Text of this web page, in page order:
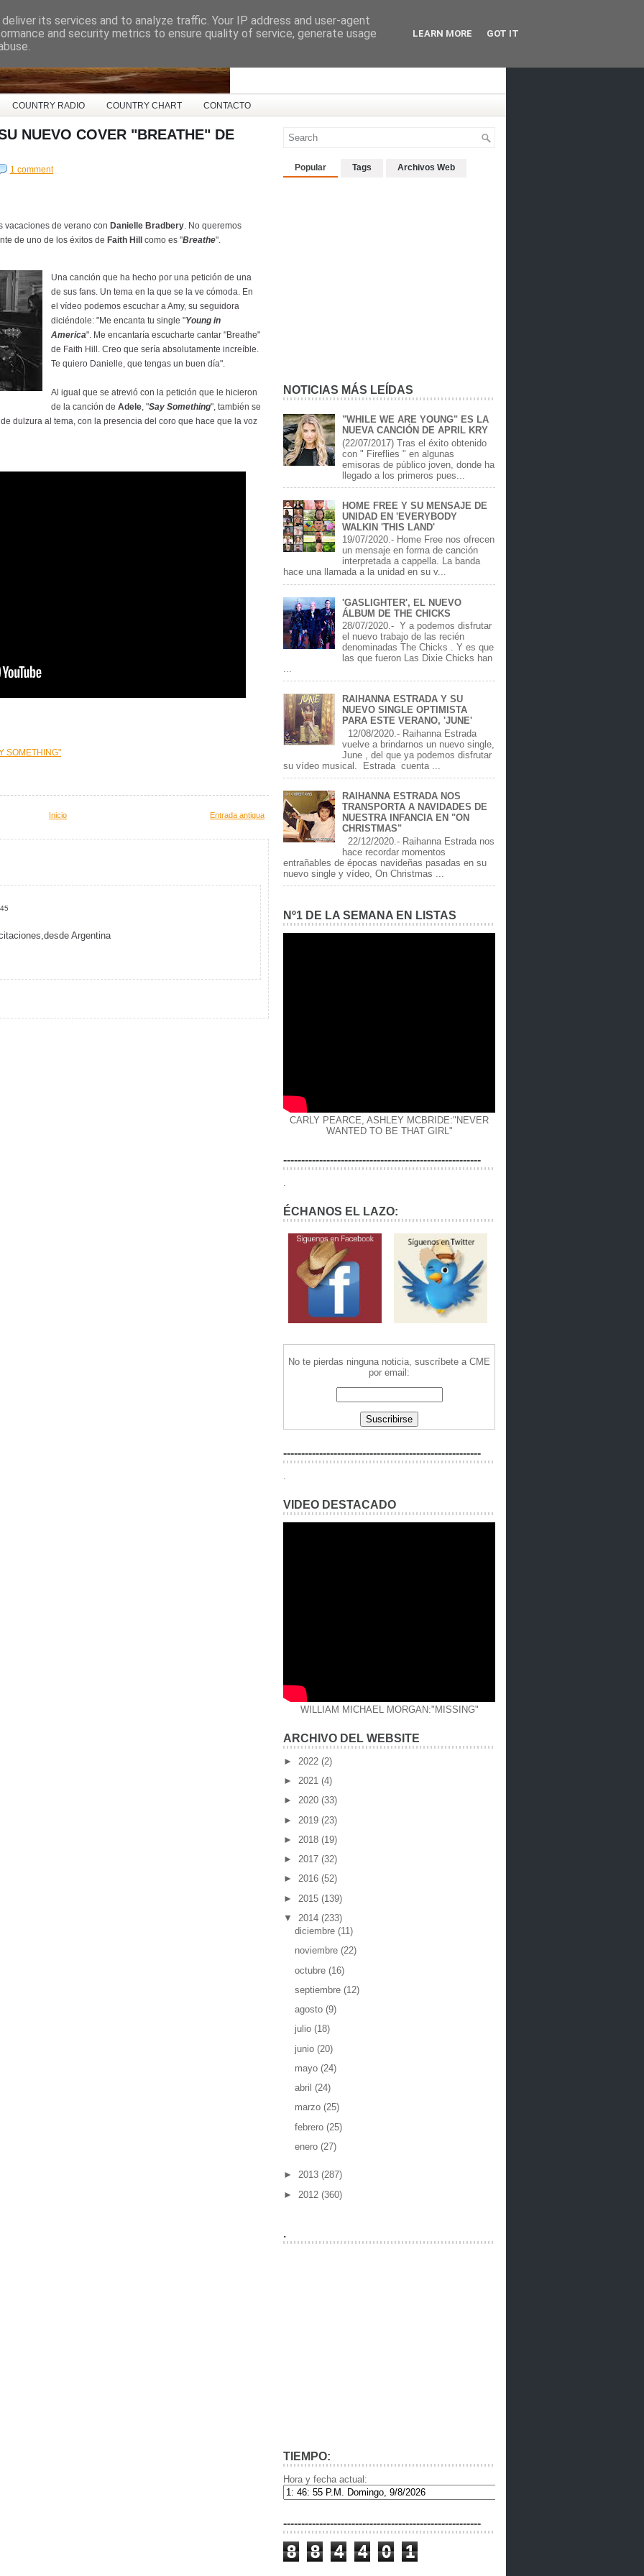
COUNTRY RADIO COUNTRY CHART CONTACTO
NUEVO COVER "BREATHE" DE
1 comment
vacaciones de verano con Danielle Bradbery. No queremos
de uno de los éxitos de Faith Hill como es "Breathe".
Una canción que ha hecho por una petición de una
de sus fans. Un tema en la que se la ve cómoda. En
el vídeo podemos escuchar a Amy, su seguidora
diciéndole: "Me encanta tu single "Young in
America". Me encantaría escucharte cantar "Breathe"
de Faith Hill. Creo que sería absolutamente increíble.
Te quiero Danielle, que tengas un buen día".
Al igual que se atrevió con la petición que le hicieron
de la canción de Adele, "Say Something", también se
dulzura al tema, con la presencia del coro que hace que la voz
SOMETHING"
Entrada antigua
Inicio
Argentina
Popular Tags Archivos Web
NOTICIAS MÁS LEÍDAS
"WHILE WE ARE YOUNG" ES LA
NUEVA CANCIÓN DE APRIL KRY
(22/07/2017) Tras el éxito obtenido
con " Fireflies " en algunas
emisoras de público joven, donde ha
llegado a los primeros pues...
HOME FREE Y SU MENSAJE DE
UNIDAD EN 'EVERYBODY
WALKIN 'THIS LAND'
19/07/2020.- Home Free nos ofrecen
un mensaje en forma de canción
interpretada a cappella. La banda
hace una llamada a la unidad en su v...
'GASLIGHTER', EL NUEVO
ÁLBUM DE THE CHICKS
28/07/2020.- Y a podemos disfrutar
el nuevo trabajo de las recién
denominadas The Chicks . Y es que
las que fueron Las Dixie Chicks han
...
RAIHANNA ESTRADA Y SU
NUEVO SINGLE OPTIMISTA
PARA ESTE VERANO, 'JUNE'
12/08/2020.- Raihanna Estrada
vuelve a brindarnos un nuevo single,
June , del que ya podemos disfrutar
su vídeo musical. Estrada cuenta ...
RAIHANNA ESTRADA NOS
TRANSPORTA A NAVIDADES DE
NUESTRA INFANCIA EN "ON
CHRISTMAS"
22/12/2020.- Raihanna Estrada nos
hace recordar momentos
entrañables de épocas navideñas pasadas en su
nuevo single y vídeo, On Christmas ...
Nº1 DE LA SEMANA EN LISTAS
CARLY PEARCE, ASHLEY MCBRIDE:"NEVER
WANTED TO BE THAT GIRL"
-------------------------------------------------------
ÉCHANOS EL LAZO:
No te pierdas ninguna noticia, suscríbete a CME
por email:
-------------------------------------------------------
VIDEO DESTACADO
WILLIAM MICHAEL MORGAN:"MISSING"
ARCHIVO DEL WEBSITE
► 2022 (2)
► 2021 (4)
► 2020 (33)
► 2019 (23)
► 2018 (19)
► 2017 (32)
► 2016 (52)
► 2015 (139)
▼ 2014 (233)
diciembre (11)
noviembre (22)
octubre (16)
septiembre (12)
agosto (9)
julio (18)
junio (20)
mayo (24)
abril (24)
marzo (25)
febrero (25)
enero (27)
► 2013 (287)
► 2012 (360)
.
TIEMPO:
Hora y fecha actual:
-------------------------------------------------------
8 8 4 4 0 1
its services and to analyze traffic. Your IP address and user-agent
and security metrics to ensure quality of service, generate usage
LEARN MORE GOT IT